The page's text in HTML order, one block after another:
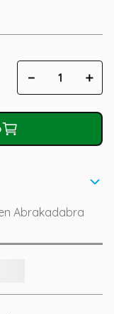
＋
－
Abrakadabra